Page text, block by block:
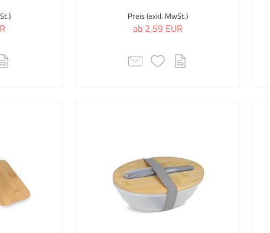
Preis (exkl. MwSt.)
ab 2,59 EUR